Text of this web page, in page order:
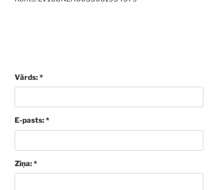
Vārds: *
E-pasts: *
Ziņa: *